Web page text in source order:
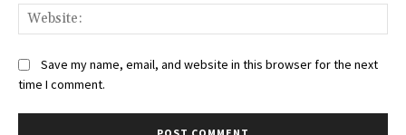
Save my name, email, and website in this browser for the next
time I comment.